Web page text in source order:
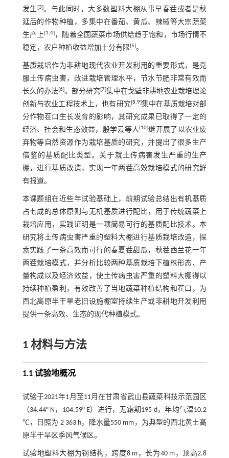
发生[3]。与此同时，大多数塑料大棚从事早春茬或者是秋
延后的作物种植，多集中在番茄、黄瓜、辣椒等大宗蔬菜
生产上[1,4] ，随着全国蔬菜市场供给趋于饱和，市场行情不
稳定，农户种植收益增加十分有限[5]。
基质栽培作为非耕地现代农业开发利用的重要形式，是克
服土传病虫害，改进栽培管理水平，节水节肥非常有效而
长久的办法[6]。部分研究[7]集中在戈壁非耕地农业栽培理论
创新与农业工程技术上，也有研究[8,9]集中在基质栽培对部
分作物茬口生长发育的影响，其研究成果已取得了一定的
经济、社会和生态效益，殷学云等人[10]继开展了以农业废
弃物等自然资源作为栽培基质的研究，并提出了很多生产
借鉴的基质配比类型。关于就土传病害发生严重的生产
棚，进行基质改造，实现一年两茬高效栽培模式的研究鲜
有报道。
本课题组在近些年试验基础上，前期试验总结出有机基质
占七成的总体原则与无机基质进行配比，用于传统蔬菜上
栽培应用，实践证明是一项简易可行的基质配比技术。本
研究将土传病虫害严重的塑料大棚进行基质栽培改造，探
索实践了一条高效而可行的春夏茬甜瓜，秋茬西兰花一年
两茬栽培模式，并分析比较两种基质栽培下植株形态、产
量构成以及经济效益，使土传病虫害严重的塑料大棚得以
持续种植盈利，有效改善了当地蔬菜种植结构和茬口，为
西北高原半干旱老旧设施棚室持续生产或非耕地开发利用
提供一条高效、生态的现代种植模式。
1 材料与方法
1.1 试验地概况
试验于2021年1月至11月在甘肃省武山县蔬菜科技示范园区
（34.44° N，104.59° E）进行，无霜期195 d，年均气温10.2
℃，日照为 2 363 h，降水量550 mm，为典型的西北黄土高
原半干旱区季风气候区。
试验地塑料大棚为钢结构，跨度8 m，长为40 m，顶高2.8